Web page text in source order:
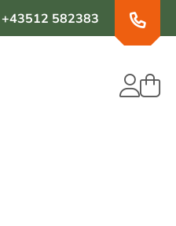
+43512 582383